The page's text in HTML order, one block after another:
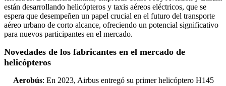
están desarrollando helicópteros y taxis aéreos eléctricos, que se
espera que desempeñen un papel crucial en el futuro del transporte
aéreo urbano de corto alcance, ofreciendo un potencial significativo
para nuevos participantes en el mercado.
Novedades de los fabricantes en el mercado de
helicópteros
Aerobús: En 2023, Airbus entregó su primer helicóptero H145